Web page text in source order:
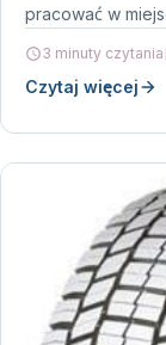
pracować w
3 minuty czytania
Czytaj więcej